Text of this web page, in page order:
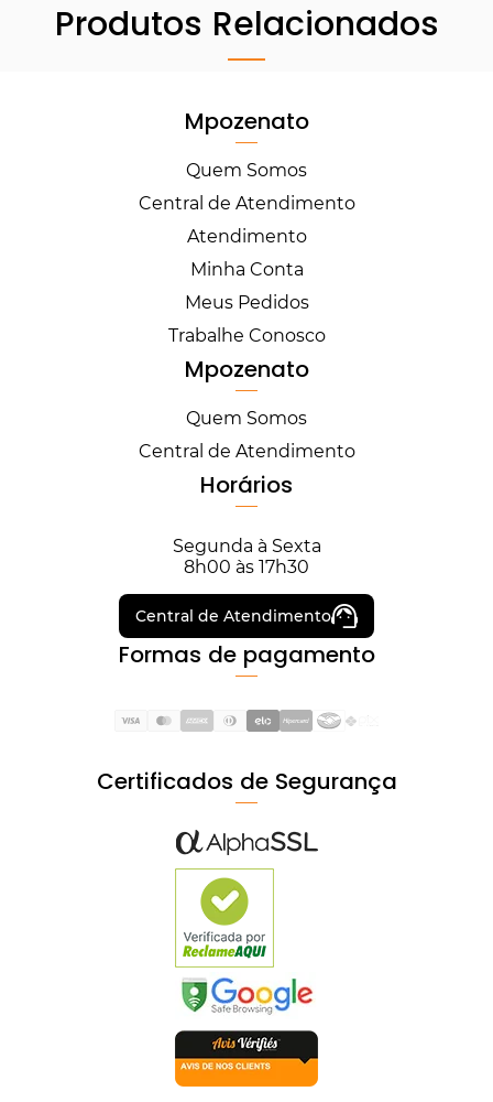
Produtos Relacionados
Mpozenato
Quem Somos
Central de Atendimento
Atendimento
Minha Conta
Meus Pedidos
Trabalhe Conosco
Mpozenato
Quem Somos
Central de Atendimento
Horários
Segunda à Sexta
8h00 às 17h30
Central de Atendimento
Formas de pagamento
Certificados de Segurança